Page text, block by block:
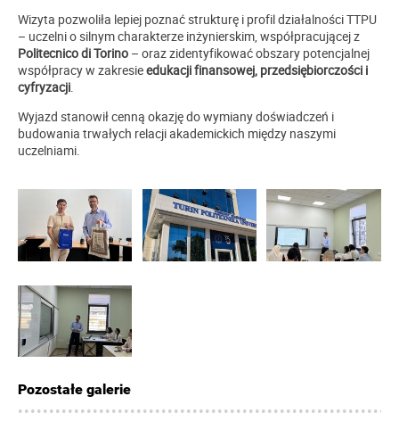
Wizyta pozwoliła lepiej poznać strukturę i profil działalności TTPU
– uczelni o silnym charakterze inżynierskim, współpracującej z
Politecnico di Torino – oraz zidentyfikować obszary potencjalnej
współpracy w zakresieedukacji finansowej, przedsiębiorczości i
cyfryzacji.
Wyjazd stanowił cenną okazję do wymiany doświadczeń i
budowania trwałych relacji akademickich między naszymi
uczelniami.
Pozostałe galerie